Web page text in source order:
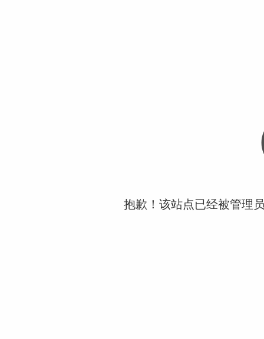
抱歉！该站点已经被管理